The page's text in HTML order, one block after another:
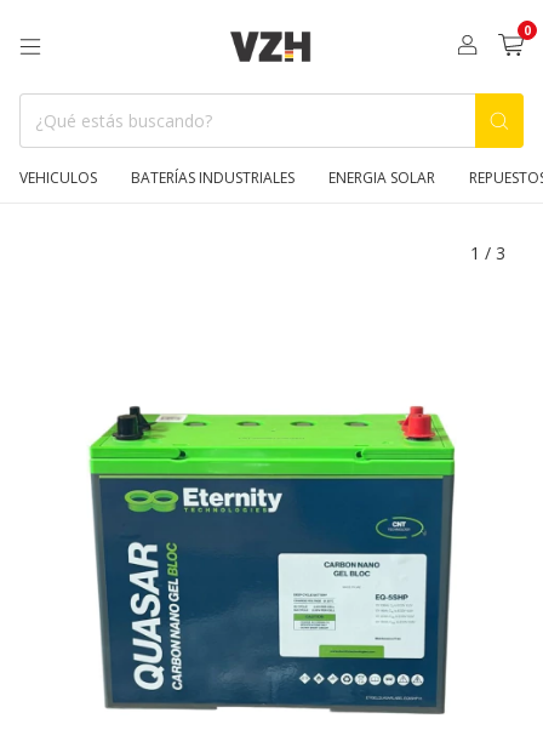
0
VEHICULOS BATERÍAS INDUSTRIALES ENERGIA SOLAR
1 / 3